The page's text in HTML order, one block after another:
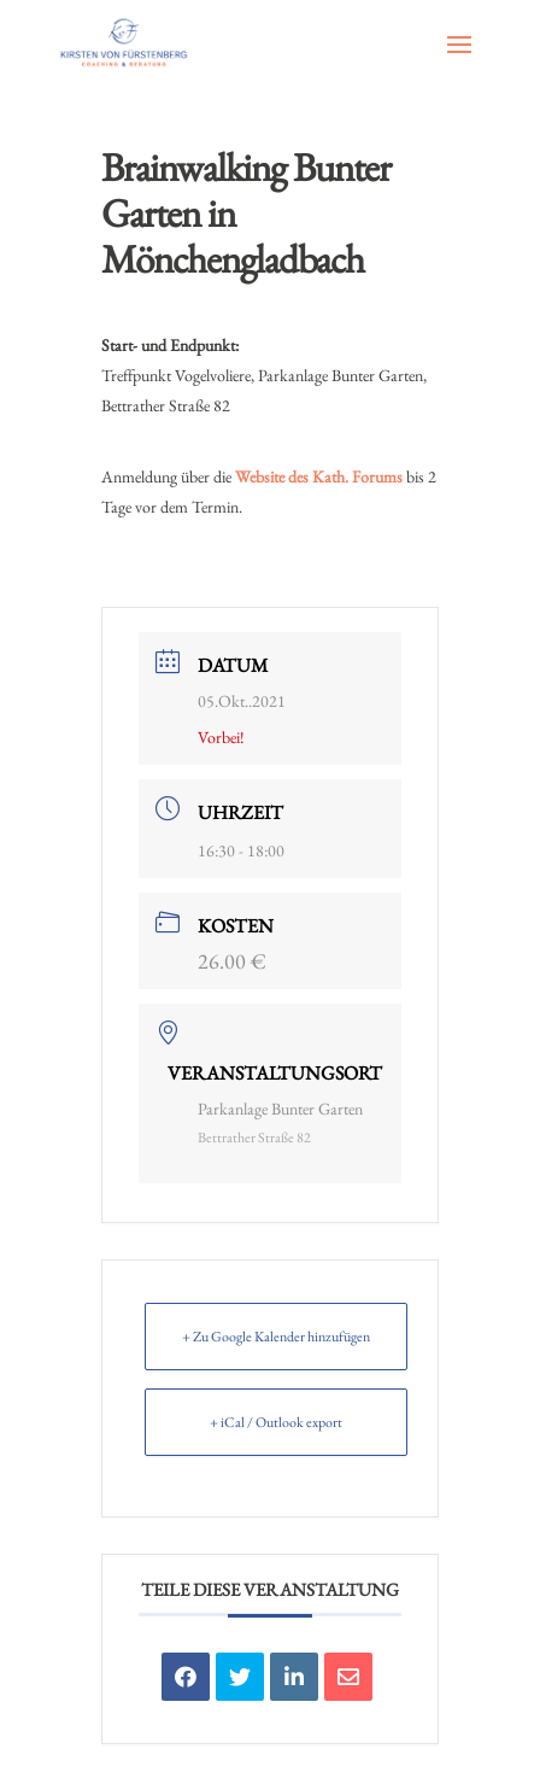
Brainwalking Bunter
Garten in
Mönchengladbach
Start- und Endpunkt:
Treffpunkt Vogelvoliere, Parkanlage Bunter Garten,
Bettrather Straße 82
Anmeldung über dieWebsite des Kath. Forumsbis 2
Tage vor dem Termin.
DATUM
05.Okt..2021
Vorbei!
UHRZEIT
16:30 - 18:00
KOSTEN
26.00 €
VERANSTALTUNGSORT
Parkanlage Bunter Garten
Bettrather Straße 82
+ Zu Google Kalender hinzufügen
+ iCal / Outlook export
TEILE DIESE VERANSTALTUNG